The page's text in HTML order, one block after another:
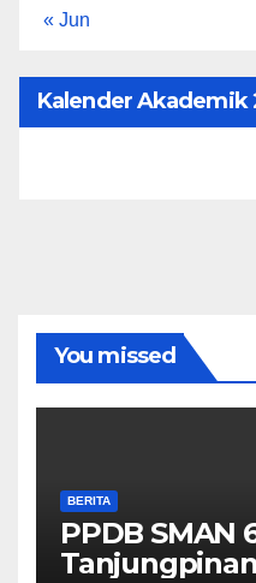
« Jun
Kalender Akademik
You missed
BERITA
PPDB SMAN